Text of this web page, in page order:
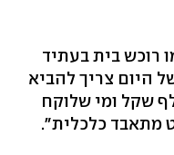
רוכש בית בעתיד
היום צריך להביא
אסטרונומי של 400 אלף שקל ומי שלוקח
מתאבד כלכלית".